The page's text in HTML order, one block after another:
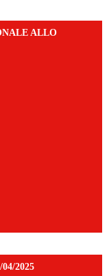
ALLO
2025